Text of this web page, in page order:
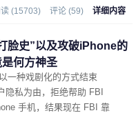
(15703) 评论 (59) 详细内容
脸史”以及攻破iPhone的
何方神圣
一种戏剧化的方式结束
隐私为由，拒绝帮助 FBI
手机，结果现在 FBI 靠